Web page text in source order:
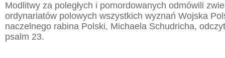
Modlitwy za poległych i pomordowanych odmówili
ordynariatów polowych wszystkich wyznań Wojska
naczelnego rabina Polski, Michaela Schudricha,
psalm 23.